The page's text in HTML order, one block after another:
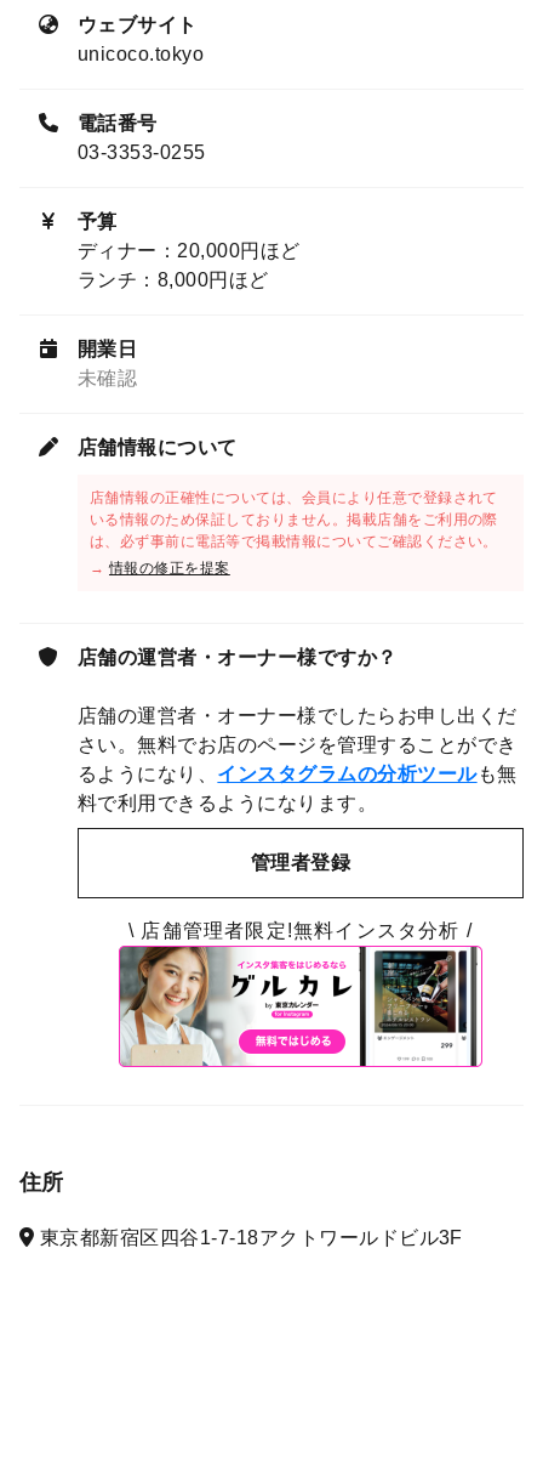
ウェブサイト
unicoco.tokyo
電話番号
03-3353-0255
予算
ディナー：20,000円ほど
ランチ：8,000円ほど
開業日
未確認
店舗情報について
店舗情報の正確性については、会員により任意で登録されて
いる情報のため保証しておりません。掲載店舗をご利用の際
は、必ず事前に電話等で掲載情報についてご確認ください。
→情報の修正を提案
店舗の運営者・オーナー様ですか？
店舗の運営者・オーナー様でしたらお申し出くだ
さい。無料でお店のページを管理することができ
るようになり、 インスタグラムの分析ツールも無
料で利用できるようになります。
管理者登録
\ 店舗管理者限定!無料インスタ分析 /
住所
東京都新宿区四谷1-7-18アクトワールドビル3F